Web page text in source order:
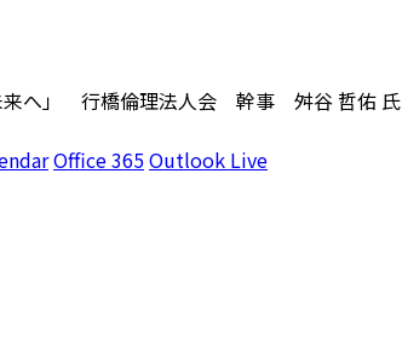
来へ」 行橋倫理法人会 幹事 舛谷 哲佑 氏
Office 365Outlook Live